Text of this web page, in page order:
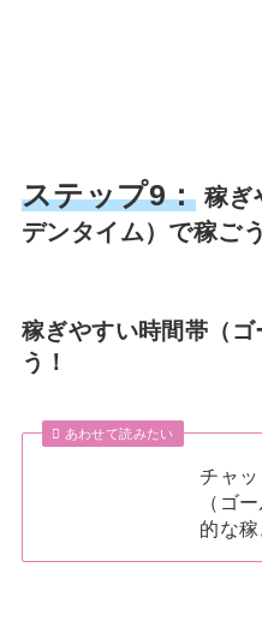
ステップ9： 稼ぎ
デンタイム）で稼ご
稼ぎやすい時間帯（
う！
あわせて読みたい
チャ
（ゴ
的な